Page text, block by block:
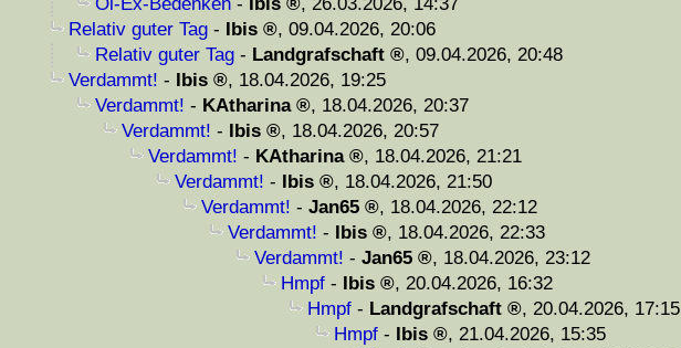
Öl-Ex-Bedenken - Ibis , 26.03.2026, 14:37
Relativ guter Tag - Ibis , 09.04.2026, 20:06
Relativ guter Tag - Landgrafschaft , 09.04.2026, 20:48
Verdammt! - Ibis , 18.04.2026, 19:25
Verdammt! - KAtharina , 18.04.2026, 20:37
Verdammt! - Ibis , 18.04.2026, 20:57
Verdammt! - KAtharina , 18.04.2026, 21:21
Verdammt! - Ibis , 18.04.2026, 21:50
Verdammt! - Jan65 , 18.04.2026, 22:12
Verdammt! - Ibis , 18.04.2026, 22:33
Verdammt! - Jan65 , 18.04.2026, 23:12
Hmpf - Ibis , 20.04.2026, 16:32
Hmpf - Landgrafschaft , 20.04.2026, 17:15
Hmpf - Ibis , 21.04.2026, 15:35